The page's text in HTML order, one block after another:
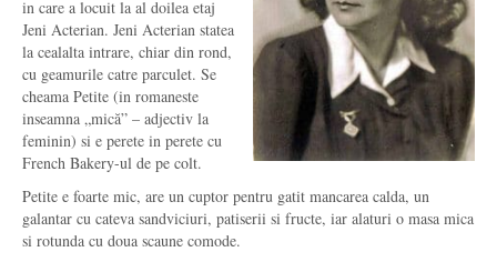
in care a locuit la al doilea etaj
Jeni Acterian. Jeni Acterian statea
la cealalta intrare, chiar din rond,
cu geamurile catre parculet. Se
cheama Petite (in romaneste
inseamna „mică” – adjectiv la
feminin) si e perete in perete cu
French Bakery-ul de pe colt.
Petite e foarte mic, are un cuptor pentru gatit mancarea calda, un
galantar cu cateva sandviciuri, patiserii si fructe, iar alaturi o masa mica
si rotunda cu doua scaune comode.